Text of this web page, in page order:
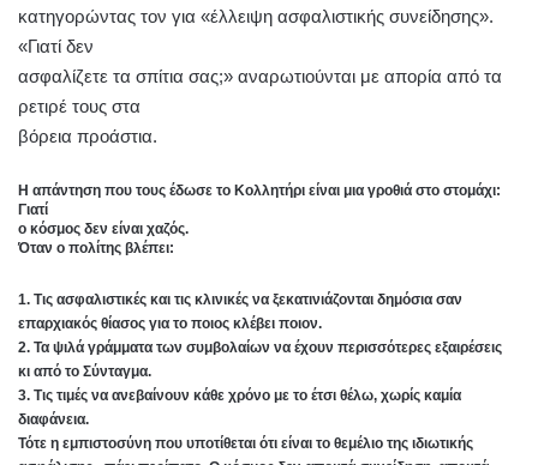
κατηγορώντας τον για «έλλειψη ασφαλιστικής συνείδησης».
«Γιατί δεν
ασφαλίζετε τα σπίτια σας;» αναρωτιούνται με απορία από τα
ρετιρέ τους στα
βόρεια προάστια.
Η απάντηση που τους έδωσε το Κολλητήρι είναι μια γροθιά στο στομάχι:
Γιατί
ο κόσμος δεν είναι χαζός.
Όταν ο πολίτης βλέπει:
1. Τις ασφαλιστικές και τις κλινικές να ξεκατινιάζονται δημόσια σαν
επαρχιακός θίασος για το ποιος κλέβει ποιον.
2. Τα ψιλά γράμματα των συμβολαίων να έχουν περισσότερες εξαιρέσεις
κι από το Σύνταγμα.
3. Τις τιμές να ανεβαίνουν κάθε χρόνο με το έτσι θέλω, χωρίς καμία
διαφάνεια.
Τότε η εμπιστοσύνη που υποτίθεται ότι είναι το θεμέλιο της ιδιωτικής